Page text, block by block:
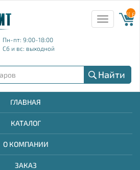
Пн-пт: 9:00-18:00
Сб и вс: выходной
Toggle
navigation
{{
Найти
ГЛАВНАЯ
КАТАЛОГ
О КОМПАНИИ
ЗАКАЗ